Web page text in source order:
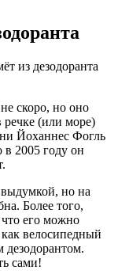
из дезодоранта
скоро, но оно
речке (или море)
Йоханнес Фогль
в 2005 году он
но на
Более того,
его можно
как велосипедный
дезодорантом.
сами!